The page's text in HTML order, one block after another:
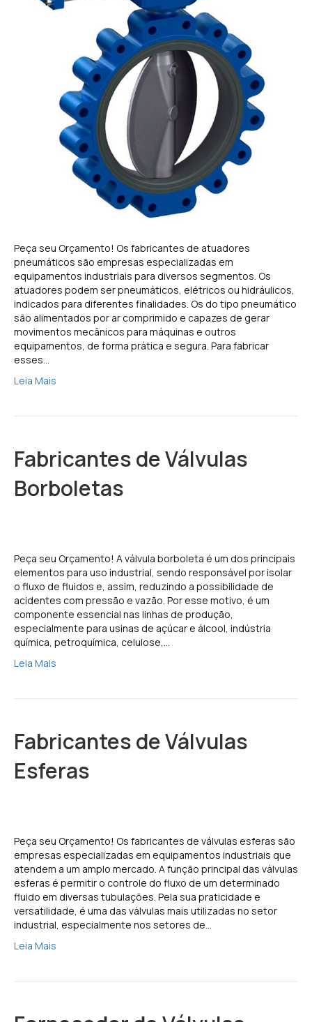
Peça seu Orçamento! Os fabricantes de atuadores
pneumáticos são empresas especializadas em
equipamentos industriais para diversos segmentos. Os
atuadores podem ser pneumáticos, elétricos ou hidráulicos,
indicados para diferentes finalidades. Os do tipo pneumático
são alimentados por ar comprimido e capazes de gerar
movimentos mecânicos para máquinas e outros
equipamentos, de forma prática e segura. Para fabricar
esses…
Leia Mais
Fabricantes de Válvulas
Borboletas
Peça seu Orçamento! A válvula borboleta é um dos principais
elementos para uso industrial, sendo responsável por isolar
o fluxo de fluidos e, assim, reduzindo a possibilidade de
acidentes com pressão e vazão. Por esse motivo, é um
componente essencial nas linhas de produção,
especialmente para usinas de açúcar e álcool, indústria
química, petroquímica, celulose,…
Leia Mais
Fabricantes de Válvulas
Esferas
Peça seu Orçamento! Os fabricantes de válvulas esferas são
empresas especializadas em equipamentos industriais que
atendem a um amplo mercado. A função principal das válvulas
esferas é permitir o controle do fluxo de um determinado
fluido em diversas tubulações. Pela sua praticidade e
versatilidade, é uma das válvulas mais utilizadas no setor
industrial, especialmente nos setores de…
Leia Mais